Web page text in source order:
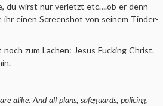
du wirst nur verletzt etc….ob er denn
einen Screenshot von seinem Tinder-
zum Lachen: Jesus Fucking Christ.
alike. And all plans, safeguards, policing,